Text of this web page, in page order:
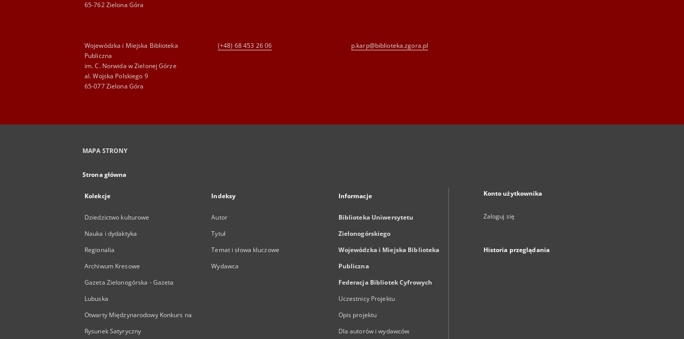
65-762 Zielona Góra
Wojewódzka i Miejska Biblioteka
Publiczna
im. C. Norwida w Zielonej Górze
al. Wojska Polskiego 9
65-077 Zielona Góra
(+48) 68 453 26 06 p.karp@biblioteka.zgora.pl
MAPA STRONY
Strona główna
Kolekcje
Dziedzictwo kulturowe
Nauka i dydaktyka
Regionalia
Archiwum Kresowe
Gazeta Zielonogórska - Gazeta
Lubuska
Otwarty Międzynarodowy Konkurs na
Rysunek Satyryczny
Indeksy
Autor
Tytuł
Temat i słowa kluczowe
Wydawca
Informacje
Biblioteka Uniwersytetu
Zielonogórskiego
Wojewódzka i Miejska Biblioteka
Publiczna
Federacja Bibliotek Cyfrowych
Uczestnicy Projektu
Opis projektu
Dla autorów i wydawców
Konto użytkownika
Zaloguj się
Historia przeglądania